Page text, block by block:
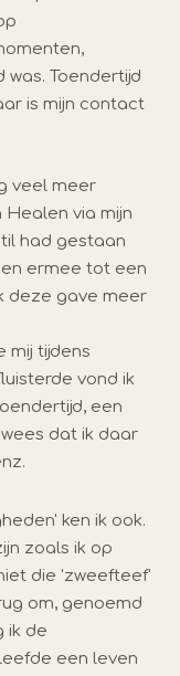
Toendertijd
is mijn contact
veel meer
Healen via mijn
had gestaan
ermee tot een
deze gave meer
mij tijdens
vond ik
een
dat ik daar
ken ik ook.
zoals ik op
die 'zweefteef'
om, genoemd
ik de
een leven